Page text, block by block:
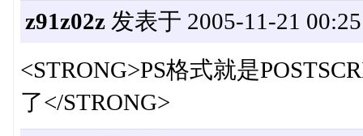
z91z02z发表于 2005-11-21
<STRONG>PS格式就是
了</STRONG>